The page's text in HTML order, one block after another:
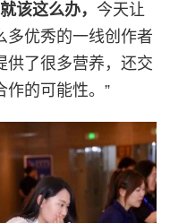
该这么办， 今天让
多优秀的一线创作者
供了很多营养，还交
作的可能性。”